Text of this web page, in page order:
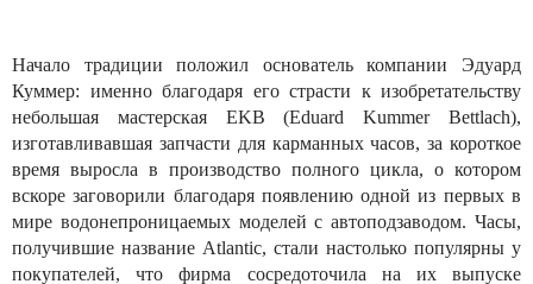
Начало традиции положил основатель компании Эдуард
Куммер: именно благодаря его страсти к изобретательству
небольшая мастерская EKB (Eduard Kummer Bettlach),
изготавливавшая запчасти для карманных часов, за короткое
время выросла в производство полного цикла, о котором
вскоре заговорили благодаря появлению одной из первых в
мире водонепроницаемых моделей с автоподзаводом. Часы,
получившие название Atlantic, стали настолько популярны у
покупателей, что фирма сосредоточила на их выпуске